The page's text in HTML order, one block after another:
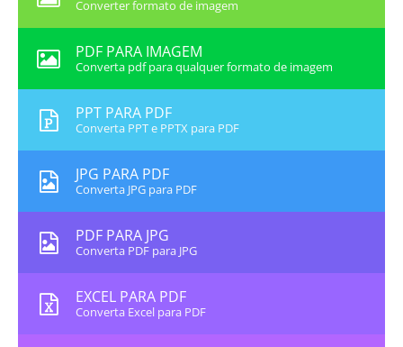
Converter formato de imagem
PDF PARA IMAGEM
Converta pdf para qualquer formato de imagem
PPT PARA PDF
Converta PPT e PPTX para PDF
JPG PARA PDF
Converta JPG para PDF
PDF PARA JPG
Converta PDF para JPG
EXCEL PARA PDF
Converta Excel para PDF